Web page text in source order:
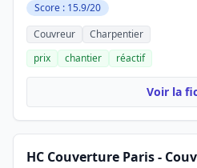
Score : 15.9/20
Couvreur
Charpentier
prix
chantier réactif
Voir la